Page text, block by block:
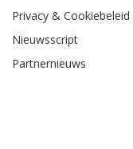
Privacy & Cookiebeleid
Nieuwsscript
Partnernieuws